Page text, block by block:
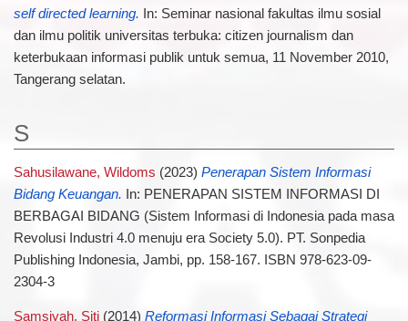
self directed learning. In: Seminar nasional fakultas ilmu sosial
dan ilmu politik universitas terbuka: citizen journalism dan
keterbukaan informasi publik untuk semua, 11 November 2010,
Tangerang selatan.
S
Sahusilawane, Wildoms (2023) Penerapan Sistem Informasi
Bidang Keuangan. In: PENERAPAN SISTEM INFORMASI DI
BERBAGAI BIDANG (Sistem Informasi di Indonesia pada masa
Revolusi Industri 4.0 menuju era Society 5.0). PT. Sonpedia
Publishing Indonesia, Jambi, pp. 158-167. ISBN 978-623-09-
2304-3
Samsiyah, Siti(2014) Reformasi Informasi Sebagai Strategi